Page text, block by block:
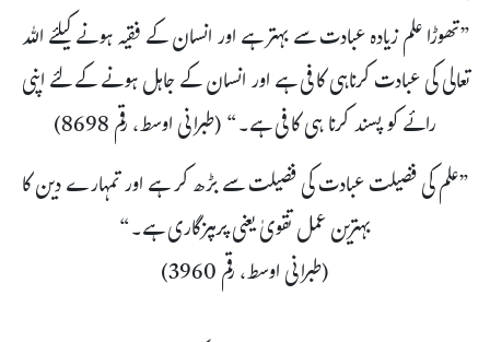
”تھوڑا علم زیادہ عبادت سے بہتر ہے اور انسان کے فقیہ ہونے کیلئے اللہ
تعالی کی عبادت کرناہی کافی ہے اور انسان کے جاہل ہونے کے لئے اپنی
رائے کو پسند کرنا ہی کافی ہے۔“ (طبرانی اوسط، رقم 8698)
”علم کی فضیلت عبادت کی فضیلت سے بڑھ کر ہے اور تمہارے دین کا
بہترین عمل تقویٰ یعنی پرہیزگاری ہے۔“
(طبرانی اوسط، رقم 3960)